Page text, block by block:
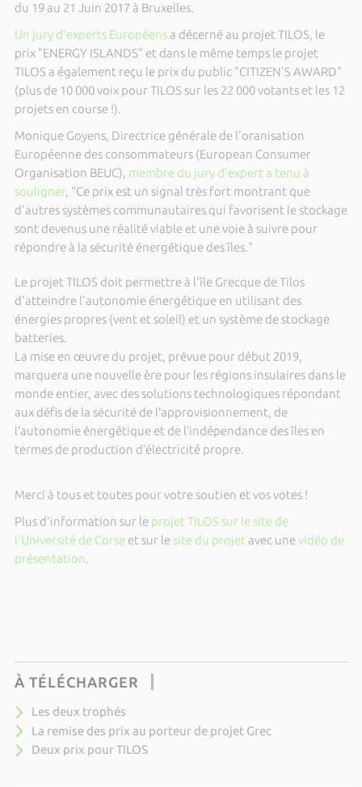
du 19 au 21 Juin 2017 à Bruxelles.
Un jury d'experts Européensa décerné au projet TILOS, le
prix "ENERGY ISLANDS" et dans le même temps le projet
TILOS a également reçu le prix du public "CITIZEN'S AWARD"
(plus de 10 000 voix pour TILOS sur les 22 000 votants et les 12
projets en course !).
Monique Goyens, Directrice générale de l'oranisation
Européenne des consommateurs (European Consumer
Organisation BEUC), membre du jury d'expert a tenu à
souligner, “Ce prix est un signal très fort montrant que
d'autres systèmes communautairesqui favorisent le stockage
sont devenus une réalité viable et une voie à suivre pour
répondre à la sécurité énergétique des îles."
Le projet TILOS doit permettre à l'île Grecque de Tilos
d'atteindre l'autonomie énergétique en utilisant des
énergies propres (vent et soleil) et un système de stockage
batteries.
La mise en œuvre du projet, prévue pour début 2019,
marquera une nouvelle ère pour les régions insulaires dans le
monde entier, avec des solutions technologiques répondant
aux défis de la sécurité de l’approvisionnement, de
l’autonomie énergétique et de l’indépendance des îles en
termes de production d’électricité propre.
Merci à tous et toutes pour votre soutien et vos votes !
Plus d'information sur le projet TILOS sur le site de
l'Université de Corseet sur le site du projetavec unevidéo de
présentation.
À TÉLÉCHARGER
Les deux trophés
La remise des prix au porteur de projet Grec
Deux prix pour TILOS